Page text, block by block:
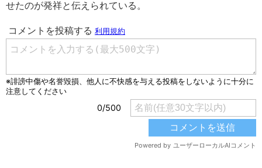
せたのが発祥と伝えられている。